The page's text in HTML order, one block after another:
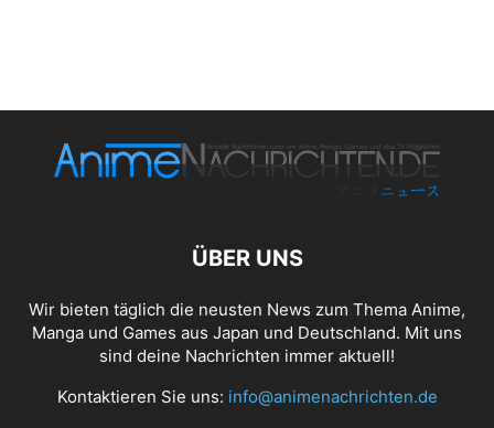
ÜBER UNS
Wir bieten täglich die neusten News zum Thema Anime,
Manga und Games aus Japan und Deutschland. Mit uns
sind deine Nachrichten immer aktuell!
Kontaktieren Sie uns: info@animenachrichten.de